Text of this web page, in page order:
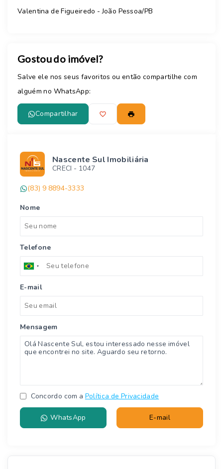
Valentina de Figueiredo - João Pessoa/PB
Gostou do imóvel?
Salve ele nos seus favoritos ou então compartilhe com
alguém no WhatsApp:
Compartilhar
Nascente Sul Imobiliária
CRECI - 1047
(83) 9 8894-3333
Nome
Telefone
E-mail
Mensagem
Concordo com a Política de Privacidade
WhatsApp E-mail